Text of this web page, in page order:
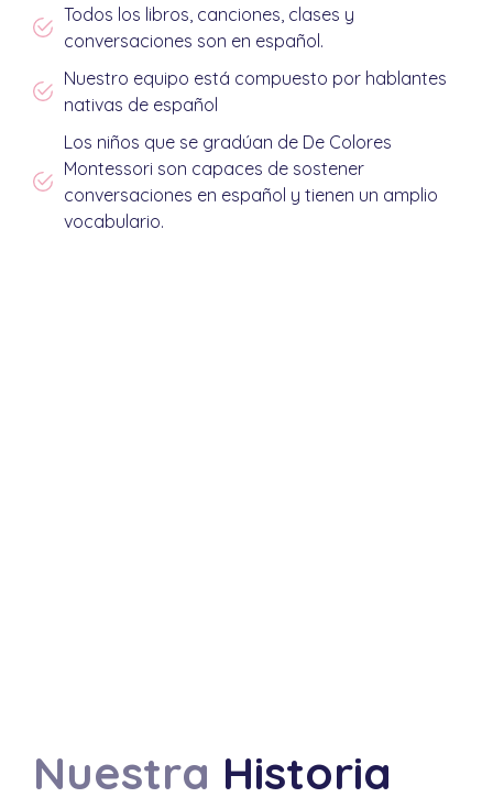
Todos los libros, canciones, clases y
conversaciones son en español.
Nuestro equipo está compuesto por hablantes
nativas de español
Los niños que se gradúan de De Colores
Montessori son capaces de sostener
conversaciones en español y tienen un amplio
vocabulario.
Nuestra Historia